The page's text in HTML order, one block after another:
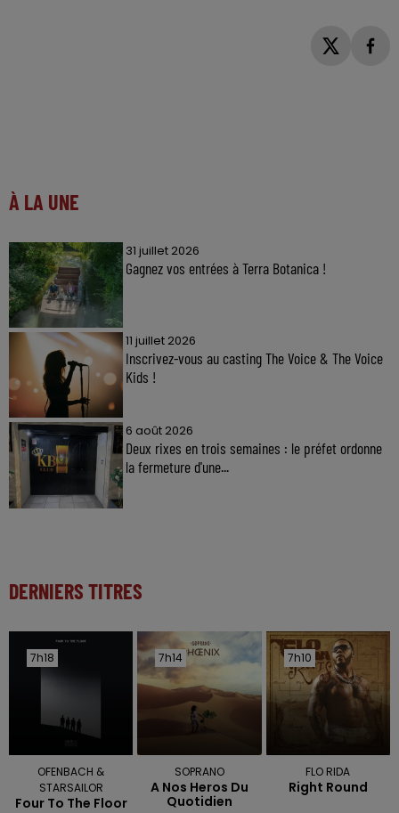
À LA UNE
31 juillet 2026
Gagnez vos entrées à Terra Botanica !
11 juillet 2026
Inscrivez-vous au casting The Voice & The Voice
Kids !
6 août 2026
Deux rixes en trois semaines : le préfet ordonne
la fermeture d'une...
DERNIERS TITRES
7h18
7h18
OFENBACH &
STARSAILOR
Four To The Floor
7h14
7h14
SOPRANO
A Nos Heros Du
Quotidien
7h10
7h10
FLO RIDA
Right Round